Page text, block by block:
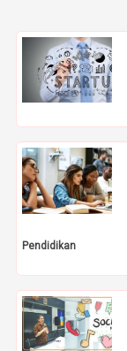
Pendidikan